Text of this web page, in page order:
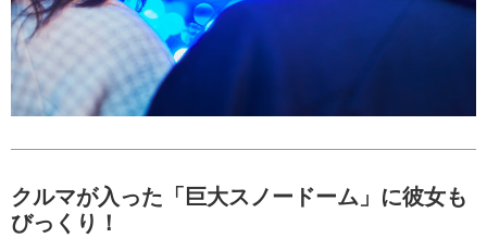
クルマが入った「巨大スノードーム」に彼女も
びっくり！